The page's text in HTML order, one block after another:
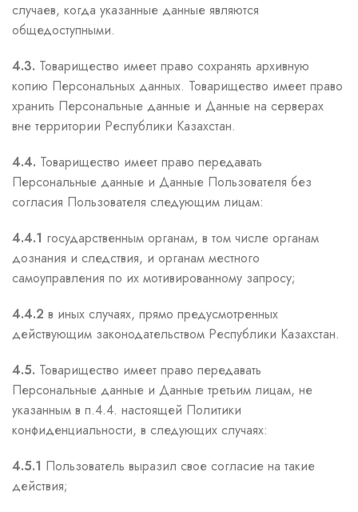
случаев, когда указанные данные являются
общедоступными.
4.3. Товарищество имеет право сохранять архивную
копию Персональных данных. Товарищество имеет право
хранить Персональные данные и Данные на серверах
вне территории Республики Казахстан.
4.4. Товарищество имеет право передавать
Персональные данные и Данные Пользователя без
согласия Пользователя следующим лицам:
4.4.1 государственным органам, в том числе органам
дознания и следствия, и органам местного
самоуправления по их мотивированному запросу;
4.4.2 в иных случаях, прямо предусмотренных
действующим законодательством Республики Казахстан.
4.5. Товарищество имеет право передавать
Персональные данные и Данные третьим лицам, не
указанным в п.4.4. настоящей Политики
конфиденциальности, в следующих случаях:
4.5.1 Пользователь выразил свое согласие на такие
действия;